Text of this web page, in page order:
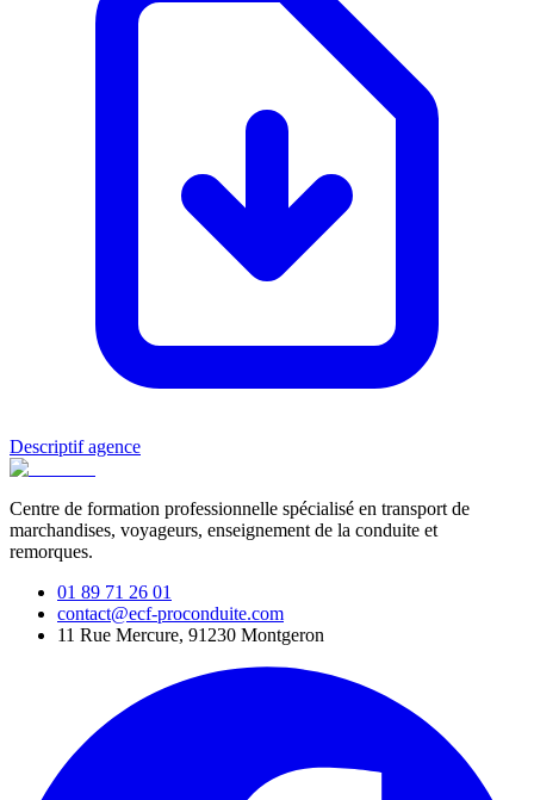
Descriptif agence
Centre de formation professionnelle spécialisé en transport de
marchandises, voyageurs, enseignement de la conduite et
remorques.
01 89 71 26 01
contact@ecf-proconduite.com
11 Rue Mercure, 91230 Montgeron